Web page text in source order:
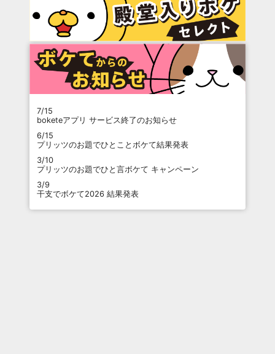
7/15
boketeアプリ サービス終了のお知らせ
6/15
プリッツのお題でひとことボケて結果発表
3/10
プリッツのお題でひと言ボケて キャンペーン
3/9
干支でボケて2026 結果発表